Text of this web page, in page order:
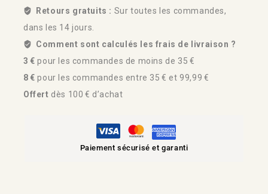
Retours gratuits : Sur toutes les commandes,
dans les 14 jours.
Comment sont calculés les frais de livraison ?
3 € pour les commandes de moins de 35 €
8 € pour les commandes entre 35 € et 99,99 €
Offert dès 100 € d’achat
Paiement sécurisé et garanti